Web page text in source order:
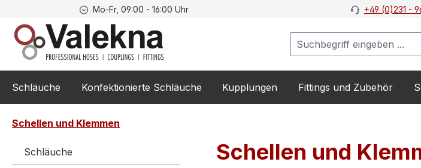
Zur Hauptnavigation springen
Mo-Fr, 09:00 - 16:00 Uhr +49 (0)231 -
Schläuche Konfektionierte Schläuche Kupplungen Fittings und Zubehör
Schellen und Klemmen
Schläuche Schellen und